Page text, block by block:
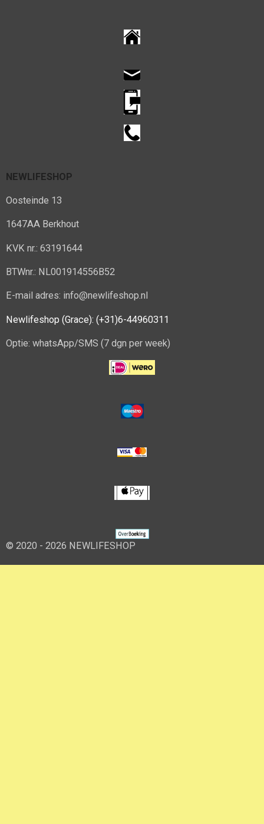
NEWLIFESHOP
Oosteinde 13
1647AA Berkhout
KVK nr.: 63191644
BTWnr.: NL001914556B52
E-mail adres: info@newlifeshop.nl
Newlifeshop (Grace): (+31)6-44960311
Optie: whatsApp/SMS (7 dgn per week)
© 2020 - 2026 NEWLIFESHOP